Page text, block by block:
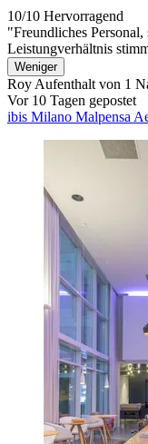
10/10 Hervorragend
"Freundliches
Leistungverhältnis
Weniger
Roy Aufenthalt von 1
Vor 10 Tagen gepostet
ibis Milano Malpensa